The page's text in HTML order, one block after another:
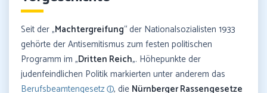
Seit der „Machtergreifung“ der Nationalsozialisten 1933
gehörte der Antisemitismus zum festen politischen
Programm im „Dritten Reich„. Höhepunkte der
judenfeindlichen Politik markierten unter anderem das
Berufsbeamtengesetz
, die Nürnberger Rassengesetze